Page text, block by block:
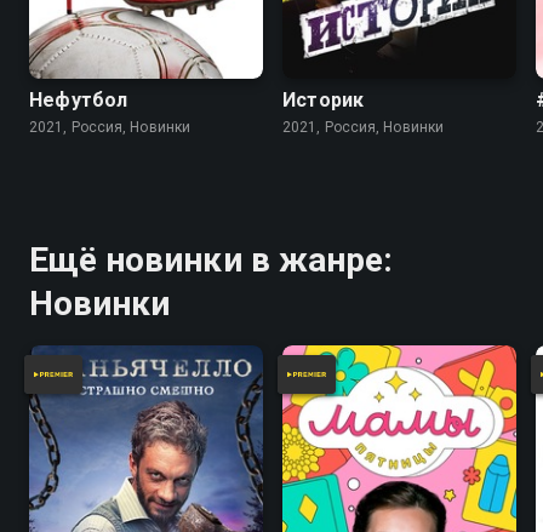
Нефутбол
2021, Россия, Новинки
Историк
2021, Россия, Новинки
Ещё новинки в жанре:
Новинки